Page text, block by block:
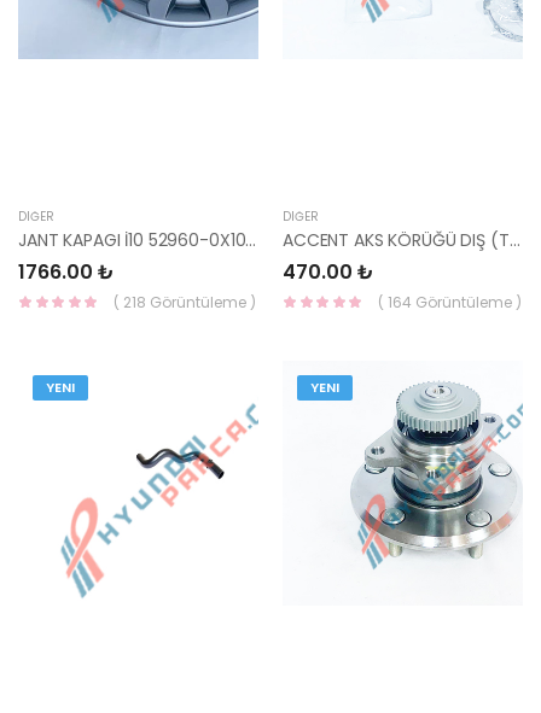
DIĞER
JANT KAPAGI İ10 52960-0X100-HMC
1766.00 ₺
( 218 Görüntüleme )
DIĞER
ACCENT AKS KÖRÜĞÜ DIŞ (TAKIM) 06- ERA/GETZ 06- HN09LF3180-YS
470.00 ₺
( 164 Görüntüleme )
YENI YENI